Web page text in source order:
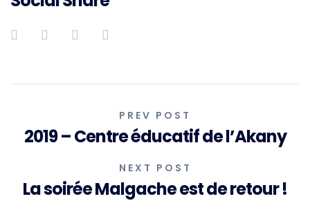
PREV POST
2019 – Centre éducatif de l’Akany
NEXT POST
La soirée Malgache est de retour !